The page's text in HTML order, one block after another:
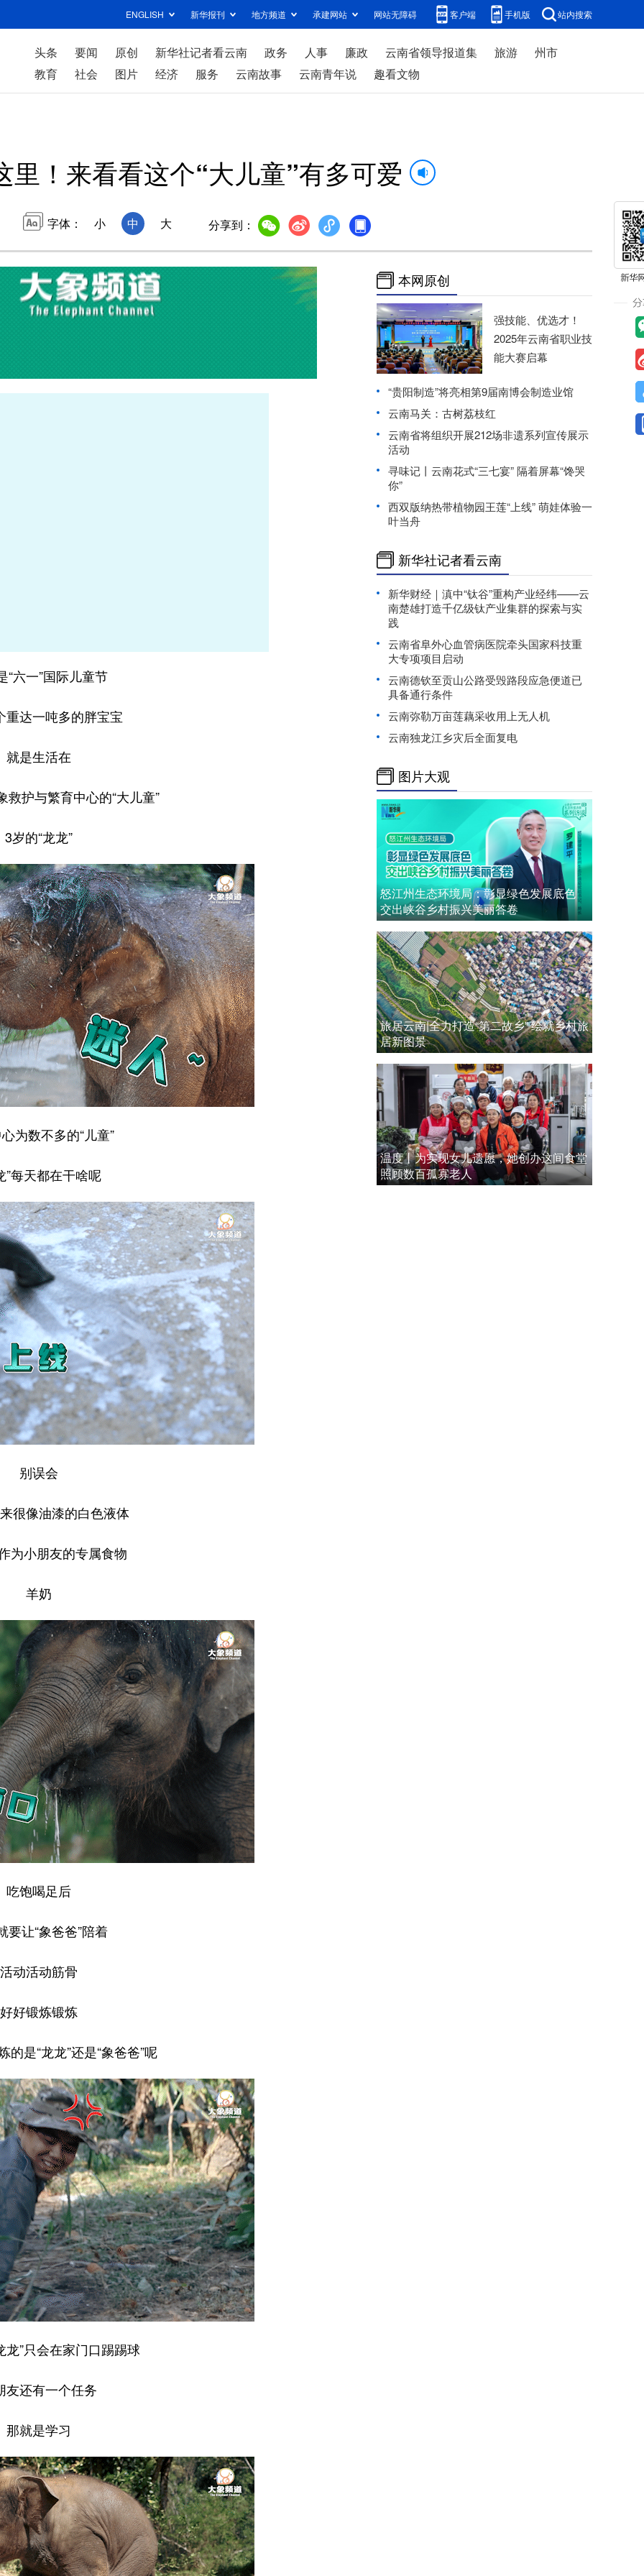
ENGLISH 新华报刊 地方频道 承建网站 网站无障碍 客户端 手机版 站内搜索
头条 要闻 原创 新华社记者看云南 政务 人事 廉政 云南省领导报道集 旅游
州市
教育
社会 图片 经济 服务 云南故事 云南青年说 趣看文物
里！来看看这个“大儿童”有多可爱
字体： 小 中 大 分享到：
“六一”国际儿童节
重达一吨多的胖宝宝
就是生活在
救护与繁育中心的“大儿童”
3岁的“龙龙”
为数不多的“儿童”
”每天都在干啥呢
别误会
很像油漆的白色液体
为小朋友的专属食物
羊奶
吃饱喝足后
要让“象爸爸”陪着
活动活动筋骨
好好锻炼锻炼
的是“龙龙”还是“象爸爸”呢
龙”只会在家门口踢踢球
友还有一个任务
那就是学习
本网原创
强技能、优选才！
2025年云南省职业技
能大赛启幕
“贵阳制造”将亮相第9届南博会制造业馆
云南马关：古树荔枝红
云南省将组织开展212场非遗系列宣传展示
活动
寻味记丨云南花式“三七宴” 隔着屏幕“馋哭
你”
西双版纳热带植物园王莲“上线” 萌娃体验一
叶当舟
新华社记者看云南
新华财经｜滇中“钛谷”重构产业经纬——云
南楚雄打造千亿级钛产业集群的探索与实
践
云南省阜外心血管病医院牵头国家科技重
大专项项目启动
云南德钦至贡山公路受毁路段应急便道已
具备通行条件
云南弥勒万亩莲藕采收用上无人机
云南独龙江乡灾后全面复电
图片大观
怒江州生态环境局：彰显绿色发展底色
交出峡谷乡村振兴美丽答卷
旅居云南|全力打造“第二故乡” 绘就乡村旅
居新图景
温度丨为实现女儿遗愿，她创办这间食堂
照顾数百孤寡老人